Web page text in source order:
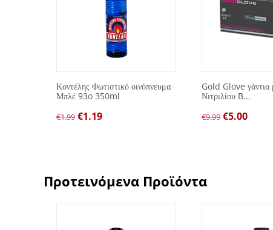
Κοντέλης Φωτιστικό οινόπνευμα
Μπλέ 93o 350ml
€1.99 €1.19
Gold Glove γάντια
Νιτριλίου B...
€9.99 €5.00
Προτεινόμενα Προϊόντα